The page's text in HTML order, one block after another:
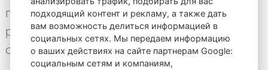
позвонить и продиктовать оператору
регистрационный номер автомобиля, но с
смс, на мой взгляд, процедура попроще.
подходящий контент и рекламу, а также дать
вам возможность делиться информацией в
социальных сетях. Мы передаем информацию
о ваших действиях на сайте партнерам Google:
социальным сетям и компаниям,